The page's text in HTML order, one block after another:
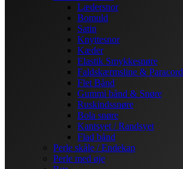
Lædersnor
Bomuld
Satin
Knyttesnor
Kæder
Elastik Smykkesnøre
Faldskærmsline & Paracord
Flet Bånd
Gummi bånd & Snøre
Ruskindssnøre
Bola snøre
Kantsyet / Randsyet
Flad bånd
Perle skåle / Endekap
Perle med øje